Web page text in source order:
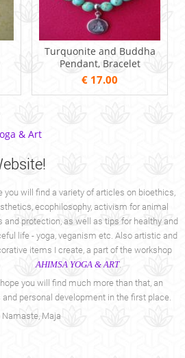
Turquonite and Buddha
Pendant, Bracelet
€ 17.00
& Art
you will find a variety of articles on bioethics,
ecophilosophy, activism for animal
and protection, as well as tips for healthy and
life - yoga, veganism etc. Also artistic and
items I create, a part of the workshop
AHIMSA YOGA & ART.
you will find much more than that, an
personal development in the first place.
Namaste, Maja